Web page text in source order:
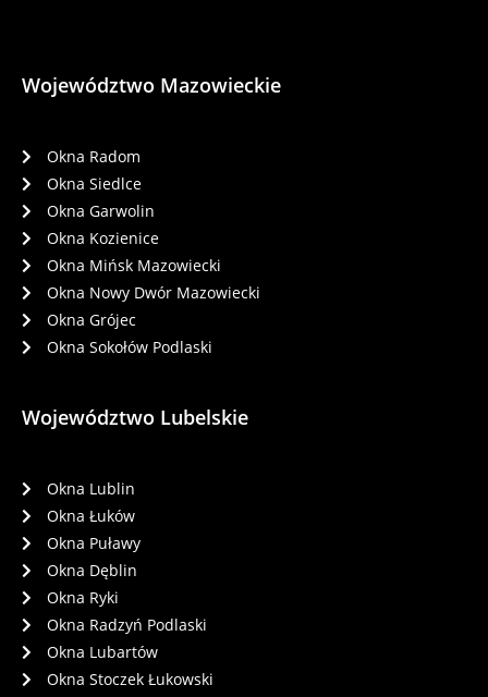
Województwo Mazowieckie
Okna Radom
Okna Siedlce
Okna Garwolin
Okna Kozienice
Okna Mińsk Mazowiecki
Okna Nowy Dwór Mazowiecki
Okna Grójec
Okna Sokołów Podlaski
Województwo Lubelskie
Okna Lublin
Okna Łuków
Okna Puławy
Okna Dęblin
Okna Ryki
Okna Radzyń Podlaski
Okna Lubartów
Okna Stoczek Łukowski